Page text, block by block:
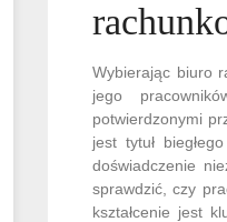
Wybierając biuro
jego
potwierdzonymi
jest tytuł
doświadczenie
sprawdzić, czy
kształcenie jest